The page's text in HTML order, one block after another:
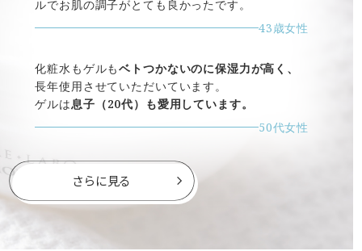
ルでお肌の調子がとても良かったです。
43歳女性
化粧水もゲルもベトつかないのに保湿力が高く、
長年使用させていただいています。
ゲルは息子（20代）も愛用しています。
50代女性
さらに見る